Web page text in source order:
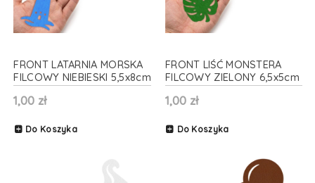
FRONT LATARNIA MORSKA
FILCOWY NIEBIESKI 5,5x8cm
1,00 zł
Do Koszyka
FRONT LIŚĆ MONSTERA
FILCOWY ZIELONY 6,5x5cm
1,00 zł
Do Koszyka